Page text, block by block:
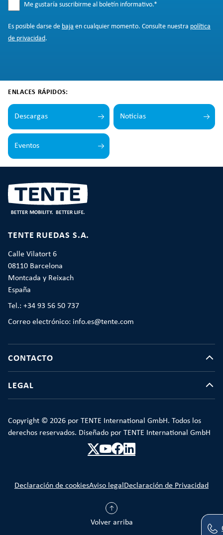
Me gustaría suscribirme al boletín informativo.*
Es posible darse de baja en cualquier momento. Consulte nuestra política
de privacidad.
ENLACES RÁPIDOS:
Descargas Noticias
Eventos
TENTE RUEDAS S.A.
Calle Vilatort 6
08110 Barcelona
Montcada y Reixach
España
Tel.: +34 93 56 50 737
Correo electrónico: info.es@tente.com
CONTACTO
LEGAL
Copyright © 2026 por TENTE International GmbH. Todos los
derechos reservados. Diseñado por TENTE International GmbH
Volver arriba
Declaración de cookiesAviso legalDeclaración de Privacidad